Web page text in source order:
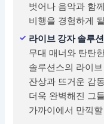
벗어나 음악과 함
비행을 경험하게
라이브 강자 솔루
무대 매너와 탄탄
솔루션스의 라이
잔상과 뜨거운 감
더욱 완벽해진 그
가까이에서 만끽